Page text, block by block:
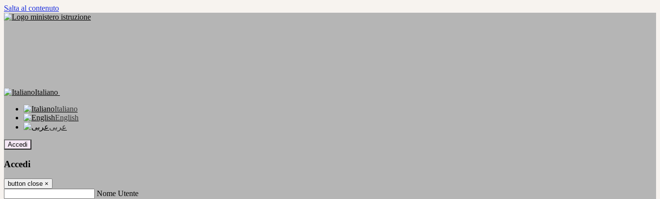
Salta al contenuto
Italiano
Italiano
English
عربى
Accedi
Accedi
button close ×
Nome Utente